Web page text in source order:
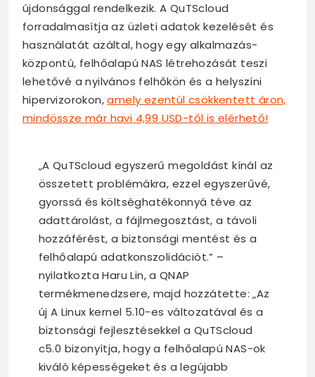
újdonsággal rendelkezik. A QuTScloud
forradalmasítja az üzleti adatok kezelését és
használatát azáltal, hogy egy alkalmazás-
központú, felhőalapú NAS létrehozását teszi
lehetővé a nyilvános felhőkön és a helyszíni
hipervizorokon,amely ezentúl csökkentett áron,
mindössze már havi 4,99 USD-től is elérhető!
„A QuTScloud egyszerű megoldást kínál az
összetett problémákra, ezzel egyszerűvé,
gyorssá és költséghatékonnyá téve az
adattárolást, a fájlmegosztást, a távoli
hozzáférést, a biztonsági mentést és a
felhőalapú adatkonszolidációt.” –
nyilatkozta Haru Lin, a QNAP
termékmenedzsere, majd hozzátette: „Az
új A Linux kernel 5.10-es változatával és a
biztonsági fejlesztésekkel a QuTScloud
c5.0 bizonyítja, hogy a felhőalapú NAS-ok
kiváló képességeket és a legújabb